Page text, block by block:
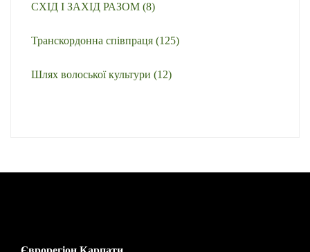
СХІД І ЗАХІД РАЗОМ (8)
Транскордонна співпраця (125)
Шлях волоської культури (12)